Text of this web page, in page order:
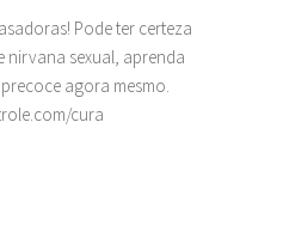
Pode ter certeza
nirvana sexual, aprenda
agora mesmo.
cura